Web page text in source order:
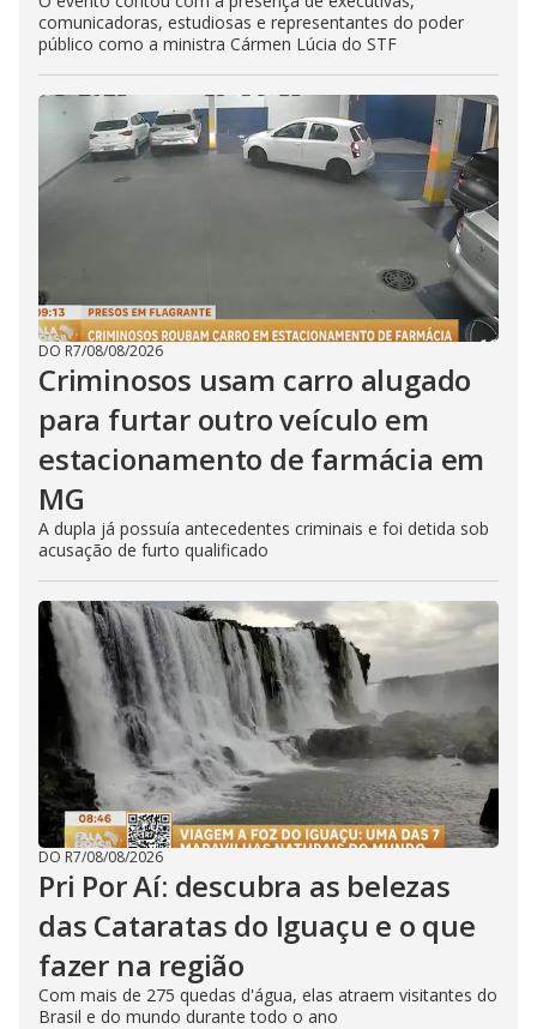
comunicadoras, estudiosas e representantes do poder
público como a ministra Cármen Lúcia do STF
DO R7/08/08/2026
Criminosos usam carro alugado
para furtar outro veículo em
estacionamento de farmácia em
MG
A dupla já possuía antecedentes criminais e foi detida sob
acusação de furto qualificado
DO R7/08/08/2026
Pri Por Aí: descubra as belezas
das Cataratas do Iguaçu e o que
fazer na região
Com mais de 275 quedas d'água, elas atraem visitantes do
Brasil e do mundo durante todo o ano